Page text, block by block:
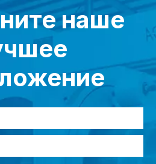
наше